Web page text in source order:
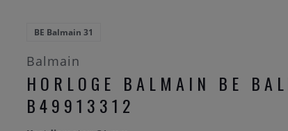
BE Balmain 31
Balmain
HORLOGE BALMAIN BE
B49913312